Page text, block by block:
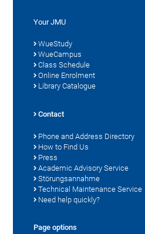
Your JMU
WueStudy
WueCampus
Class Schedule
Online Enrolment
Library Catalogue
Contact
Phone and Address Directory
How to Find Us
Press
Academic Advisory Service
Störungsannahme
Technical Maintenance Service
Need help quickly?
Page options